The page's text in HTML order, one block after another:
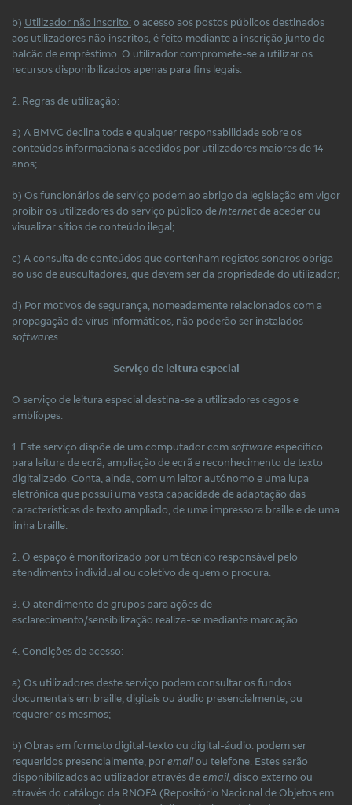
b) Utilizador não inscrito:o acesso aos postos públicos destinados
aos utilizadores não inscritos, é feito mediante a inscrição junto do
balcão de empréstimo. O utilizador compromete-se a utilizar os
recursos disponibilizados apenas para fins legais.
2. Regras de utilização:
a) A BMVC declina toda e qualquer responsabilidade sobre os
conteúdos informacionais acedidos por utilizadores maiores de 14
anos;
b) Os funcionários de serviço podem ao abrigo da legislação em vigor
proibir os utilizadores do serviço público deInternetde aceder ou
visualizar sítios de conteúdo ilegal;
c) A consulta de conteúdos que contenham registos sonoros obriga
ao uso de auscultadores, que devem ser da propriedade do utilizador;
d) Por motivos de segurança, nomeadamente relacionados com a
propagação de vírus informáticos, não poderão ser instalados
softwares
Serviço de leitura especial
O serviço de leitura especial destina-se a utilizadores cegos e
amblíopes.
1. Este serviço dispõe de um computador comsoftwareespecífico
para leitura de ecrã, ampliação de ecrã e reconhecimento de texto
digitalizado. Conta, ainda, com um leitor autónomo e uma lupa
eletrónica que possui uma vasta capacidade de adaptação das
características de texto ampliado, de uma impressora braille e de uma
linha braille.
2. O espaço é monitorizado por um técnico responsável pelo
atendimento individual ou coletivo de quem o procura.
3. O atendimento de grupos para ações de
esclarecimento/sensibilização realiza-se mediante marcação.
4. Condições de acesso:
a) Os utilizadores deste serviço podem consultar os fundos
documentais em braille, digitais ou áudio presencialmente, ou
requerer os mesmos;
b) Obras em formato digital-texto ou digital-áudio: podem ser
requeridos presencialmente, poremailou telefone. Estes serão
disponibilizados ao utilizador através deemail, disco externo ou
através do catálogo da RNOFA (Repositório Nacional de Objetos em